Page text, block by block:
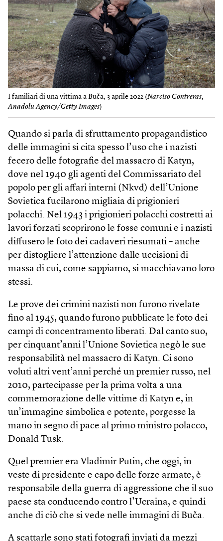
I familiari di una vittima a Buča, 3 aprile 2022 (Narciso Contreras,
Anadolu Agency/Getty Images)
Quando si parla di sfruttamento propagandistico
delle immagini si cita spesso l’uso che i nazisti
fecero delle fotografie del massacro di Katyn,
dove nel 1940 gli agenti del Commissariato del
popolo per gli affari interni (Nkvd) dell’Unione
Sovietica fucilarono migliaia di prigionieri
polacchi. Nel 1943 i prigionieri polacchi costretti ai
lavori forzati scoprirono le fosse comuni e i nazisti
diffusero le foto dei cadaveri riesumati – anche
per distogliere l’attenzione dalle uccisioni di
massa di cui, come sappiamo, si macchiavano loro
stessi.
Le prove dei crimini nazisti non furono rivelate
fino al 1945, quando furono pubblicate le foto dei
campi di concentramento liberati. Dal canto suo,
per cinquant’anni l’Unione Sovietica negò le sue
responsabilità nel massacro di Katyn. Ci sono
voluti altri vent’anni perché un premier russo, nel
2010, partecipasse per la prima volta a una
commemorazione delle vittime di Katyn e, in
un’immagine simbolica e potente, porgesse la
mano in segno di pace al primo ministro polacco,
Donald Tusk.
Quel premier era Vladimir Putin, che oggi, in
veste di presidente e capo delle forze armate, è
responsabile della guerra di aggressione che il suo
paese sta conducendo contro l’Ucraina, e quindi
anche di ciò che si vede nelle immagini di Buča.
A scattarle sono stati fotografi inviati da mezzi